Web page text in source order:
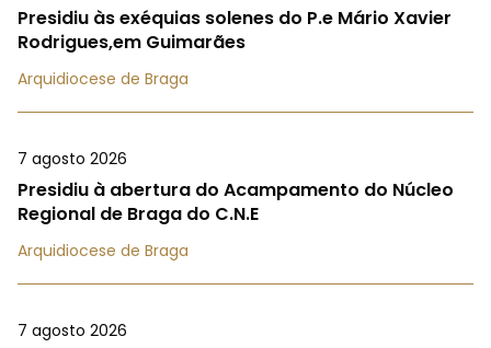
Presidiu às exéquias solenes do P.e Mário Xavier
Rodrigues,em Guimarães
Arquidiocese de Braga
7 agosto 2026
Presidiu à abertura do Acampamento do Núcleo
Regional de Braga do C.N.E
Arquidiocese de Braga
7 agosto 2026